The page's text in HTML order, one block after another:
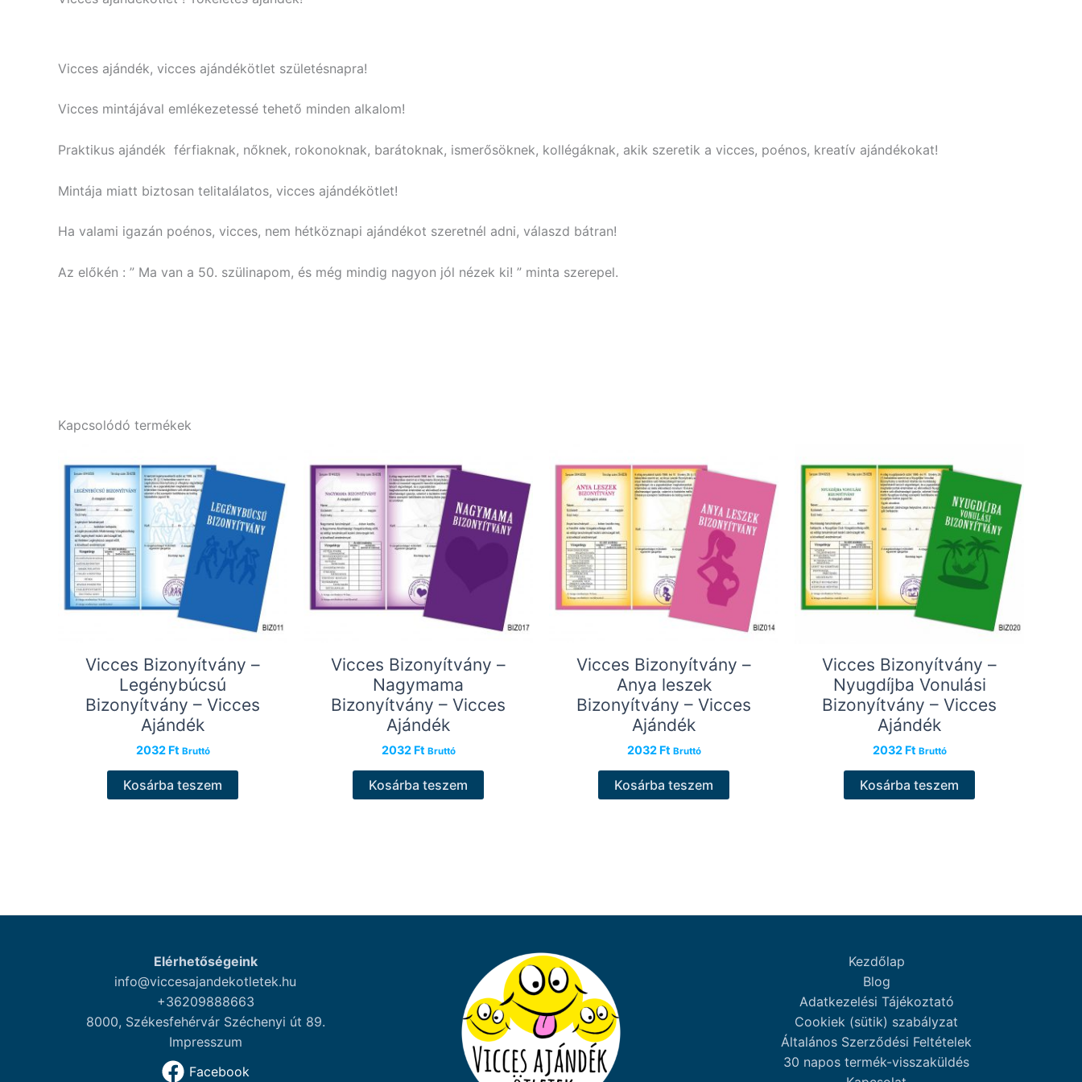
Vicces ajándék, vicces ajándékötlet születésnapra!
Vicces mintájával emlékezetessé tehető minden alkalom!
Praktikus ajándék férfiaknak, nőknek, rokonoknak, barátoknak, ismerősöknek, kollégáknak, akik szeretik a vicces, poénos, kreatív ajándékokat!
Mintája miatt biztosan telitalálatos, vicces ajándékötlet!
Ha valami igazán poénos, vicces, nem hétköznapi ajándékot szeretnél adni, válaszd bátran!
Az előkén : ” Ma van a 50. szülinapom, és még mindig nagyon jól nézek ki! ” minta szerepel.
Kapcsolódó termékek
Vicces Bizonyítvány –
Legénybúcsú
Bizonyítvány – Vicces
Ajándék
2032 Ft Bruttó
Kosárba teszem
Vicces Bizonyítvány –
Nagymama
Bizonyítvány – Vicces
Ajándék
2032 Ft Bruttó
Kosárba teszem
Vicces Bizonyítvány –
Anya leszek
Bizonyítvány – Vicces
Ajándék
2032 Ft Bruttó
Kosárba teszem
Vicces Bizonyítvány –
Nyugdíjba Vonulási
Bizonyítvány – Vicces
Ajándék
2032 Ft Bruttó
Kosárba teszem
Elérhetőségeink
info@viccesajandekotletek.hu
+36209888663
8000, Székesfehérvár Széchenyi út 89.
Impresszum
Facebook
Kezdőlap
Blog
Adatkezelési Tájékoztató
Cookiek (sütik) szabályzat
Általános Szerződési Feltételek
30 napos termék-visszaküldés